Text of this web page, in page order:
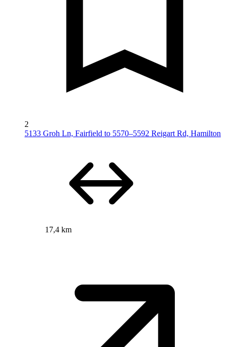
2
5133 Groh Ln, Fairfield to 5570–5592 Reigart Rd, Hamilton
17,4 km